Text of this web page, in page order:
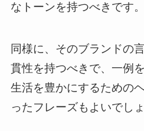
なトーンを持つべきです。
同様に、そのブランドの
貫性を持つべきで、一例
生活を豊かにするための
ったフレーズもよいでしょ